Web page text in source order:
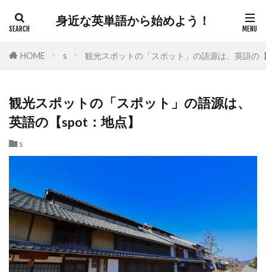
身近な英単語から始めよう！
HOME s 観光スポットの「スポット」の語源は、英語の
観光スポットの「スポット」の語源は、
英語の【spot：地点】
s